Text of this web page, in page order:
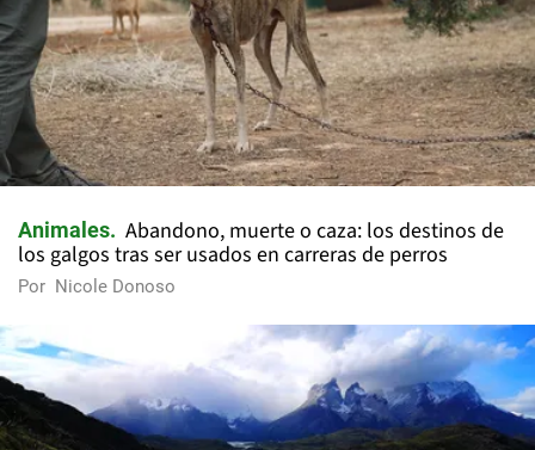
Animales
Abandono, muerte o caza: los destinos de
los galgos tras ser usados en carreras de perros
Por Nicole Donoso